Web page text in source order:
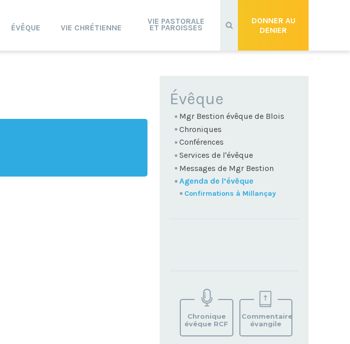
DONNER AU
DENIER
ÉVÊQUE VIE CHRÉTIENNE
VIE PASTORALE
ET PAROISSES
NAVIGATION
Évêque
Mgr Bestion évêque de Blois
Chroniques
Conférences
Services de l'évêque
Messages de Mgr Bestion
Agenda de l’évêque
Confirmations à Millançay
VOTRE
PAROISSE
Chronique
évêque RCF
Commentaire
évangile